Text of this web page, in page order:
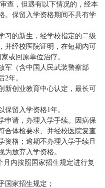
查，但遇有以下情况的，经本
。保留入学资格期间不具有学
习的新生，经学校指定的二级
并经校医院证明，在短期内可
或回原单位治疗。
军（含中国人民武装警察部
2年。
新创业教育中心认定，最长可
保留入学资格1年。
申请，办理入学手续。因病保
合体检要求、并经校医院复查
资格；逾期不办理入学手续且
为放弃入学资格。
月内按照国家招生规定进行复
国家招生规定；